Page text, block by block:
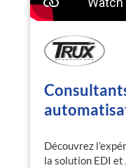
Découvrez
la solution EDI et